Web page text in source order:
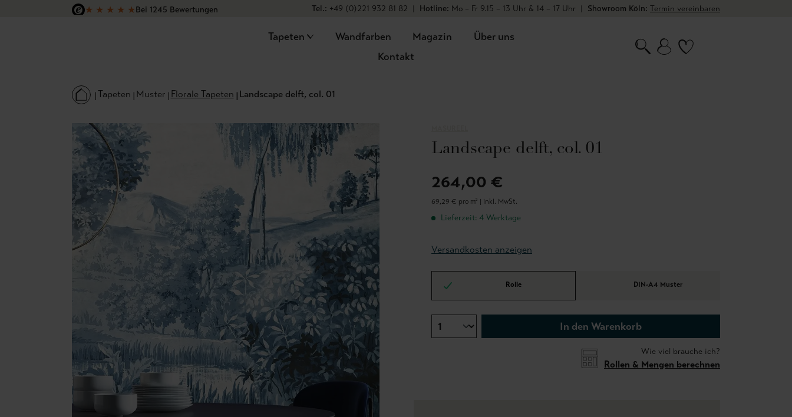
Hauptinhalt springen
Zur Suche springen
Zur Hauptnavigation springen
★ ★ ★ ★ ★Bei 1245 Bewertungen
Tel.: +49 (0)221 932 81 82 | Hotline: Mo – Fr 9.15 – 13 Uhr & 14 – 17 Uhr | Showroom Köln: Termin vereinbaren
Tapeten Wandfarben Magazin
Über uns
Kontakt
Tapeten Muster Florale Tapeten Landscape delft, col. 01
Landscape delft, col. 01
264,00 €
69,29 € pro m² | inkl. MwSt.
Lieferzeit: 4 Werktage
Versandkosten anzeigen
Rolle DIN-A4 Muster
In den Warenkorb
Wie viel brauche ich?
Rollen & Mengen berechnen